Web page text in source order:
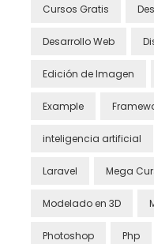
Cursos Gratis
Desarrollo Web
Edición de Imagen
Example
inteligencia artificial
Laravel Mega
Modelado en 3D
Photoshop Php